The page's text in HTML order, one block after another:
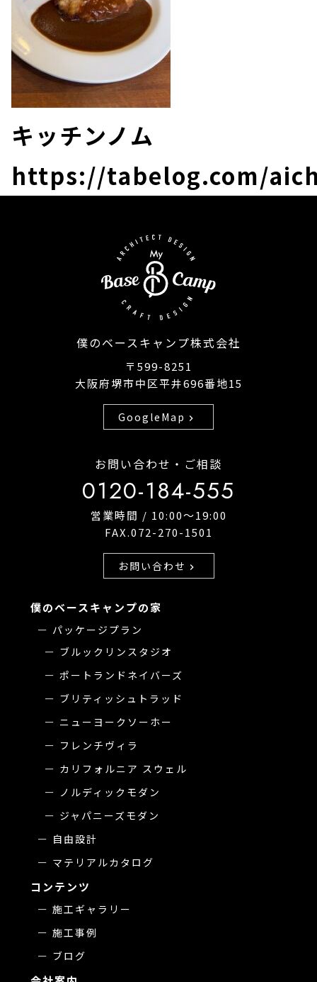
キッチンノム
https://tabelog.com/
僕のベースキャンプ株式会社
〒599-8251
大阪府堺市中区平井696番地15
GoogleMap chevron_right
お問い合わせ・ご相談
0120-184-555
営業時間 / 10:00〜19:00
FAX.072-270-1501
お問い合わせ chevron_right
僕のベースキャンプの家
パッケージプラン
ブルックリンスタジオ
ポートランドネイバーズ
ブリティッシュトラッド
ニューヨークソーホー
フレンチヴィラ
カリフォルニア スウェル
ノルディックモダン
ジャパニーズモダン
自由設計
マテリアルカタログ
コンテンツ
施工ギャラリー
施工事例
ブログ